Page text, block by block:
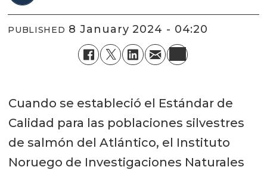
PUBLISHED 8 January 2024 - 04:20
Cuando se estableció el Estándar de
Calidad para las poblaciones silvestres
de salmón del Atlántico, el Instituto
Noruego de Investigaciones Naturales